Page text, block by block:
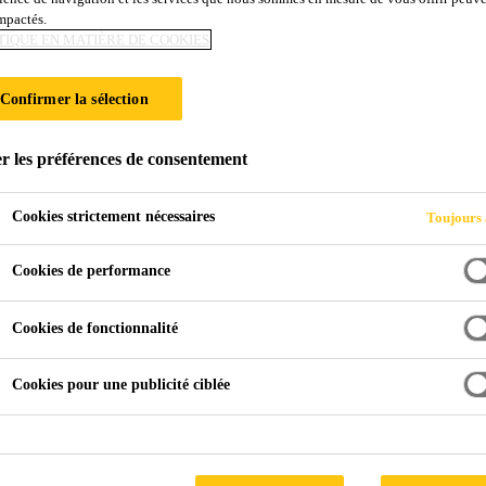
BASSE
Pression​
les prototypes et les petites séries
EN MATIÈRE DE COOKIES
Confirmer la sélection
les préférences de consentement
Cookies strictement nécessaires Toujours
Cookies de performance
Cookies de fonctionnalité
Cookies pour une publicité ciblée